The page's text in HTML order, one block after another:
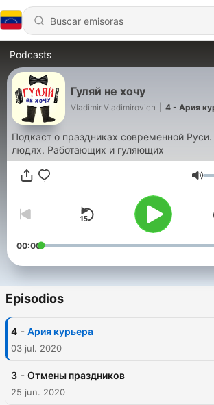
Podcasts
Гуляй не хочу
Vladimir Vladimirovich 4 - Ария
Подкаст о праздниках современной Руси. О событиях и
людях. Работающих и гуляющих
00:00
Episodios
4 - Ария курьера
03 jul. 2020
3 - Отмены праздников
25 jun. 2020